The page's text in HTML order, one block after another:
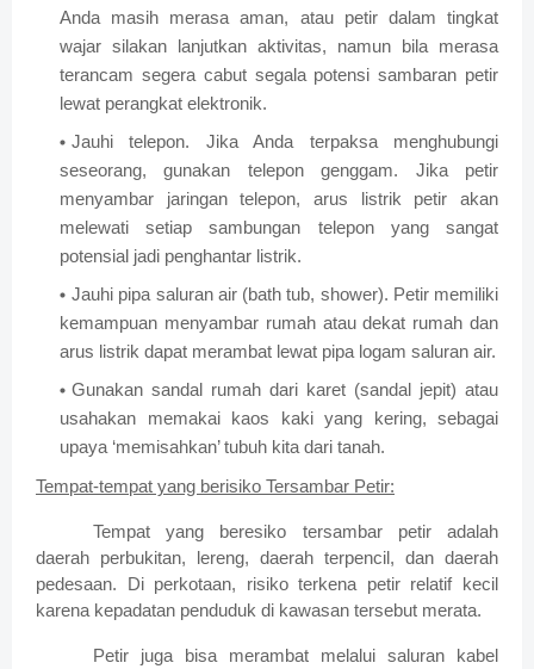
Anda masih merasa aman, atau petir dalam tingkat
wajar silakan lanjutkan aktivitas, namun bila merasa
terancam segera cabut segala potensi sambaran petir
lewat perangkat elektronik.
Jauhi telepon. Jika Anda terpaksa menghubungi
seseorang, gunakan telepon genggam. Jika petir
menyambar jaringan telepon, arus listrik petir akan
melewati setiap sambungan telepon yang sangat
potensial jadi penghantar listrik.
Jauhi pipa saluran air (bath tub, shower). Petir memiliki
kemampuan menyambar rumah atau dekat rumah dan
arus listrik dapat merambat lewat pipa logam saluran air.
Gunakan sandal rumah dari karet (sandal jepit) atau
usahakan memakai kaos kaki yang kering, sebagai
upaya ‘memisahkan’ tubuh kita dari tanah.
Tempat-tempat yang berisiko Tersambar Petir:
Tempat yang beresiko tersambar petir adalah
daerah perbukitan, lereng, daerah terpencil, dan daerah
pedesaan. Di perkotaan, risiko terkena petir relatif kecil
karena kepadatan penduduk di kawasan tersebut merata.
Petir juga bisa merambat melalui saluran kabel